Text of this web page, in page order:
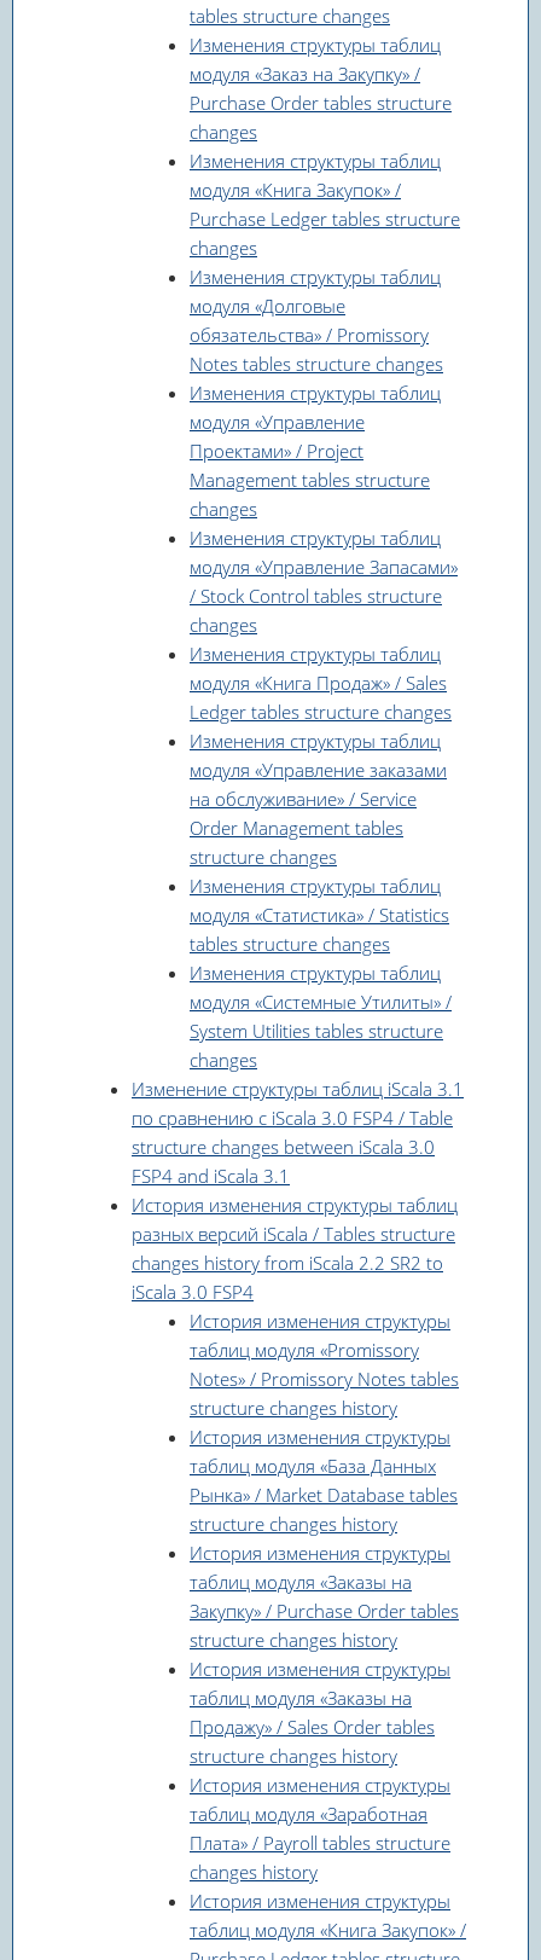
tables structure changes
Изменения структуры таблиц
модуля «Заказ на Закупку» /
Purchase Order tables structure
changes
Изменения структуры таблиц
модуля «Книга Закупок» /
Purchase Ledger tables structure
changes
Изменения структуры таблиц
модуля «Долговые
обязательства» / Promissory
Notes tables structure changes
Изменения структуры таблиц
модуля «Управление
Проектами» / Project
Management tables structure
changes
Изменения структуры таблиц
модуля «Управление Запасами»
/ Stock Control tables structure
changes
Изменения структуры таблиц
модуля «Книга Продаж» / Sales
Ledger tables structure changes
Изменения структуры таблиц
модуля «Управление заказами
на обслуживание» / Service
Order Management tables
structure changes
Изменения структуры таблиц
модуля «Статистика» / Statistics
tables structure changes
Изменения структуры таблиц
модуля «Системные Утилиты» /
System Utilities tables structure
changes
Изменение структуры таблиц iScala 3.1
по сравнению с iScala 3.0 FSP4 / Table
structure changes between iScala 3.0
FSP4 and iScala 3.1
История изменения структуры таблиц
разных версий iScala / Tables structure
changes history from iScala 2.2 SR2 to
iScala 3.0 FSP4
История изменения структуры
таблиц модуля «Promissory
Notes» / Promissory Notes tables
structure changes history
История изменения структуры
таблиц модуля «База Данных
Рынка» / Market Database tables
structure changes history
История изменения структуры
таблиц модуля «Заказы на
Закупку» / Purchase Order tables
structure changes history
История изменения структуры
таблиц модуля «Заказы на
Продажу» / Sales Order tables
structure changes history
История изменения структуры
таблиц модуля «Заработная
Плата» / Payroll tables structure
changes history
История изменения структуры
таблиц модуля «Книга Закупок» /